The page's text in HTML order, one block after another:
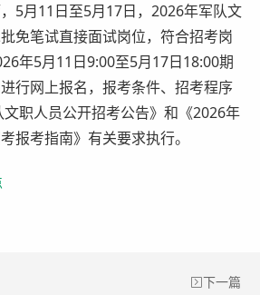
月11日至5月17日，2026年军队文
免笔试直接面试岗位，符合招考岗
年5月11日9:00至5月17日18:00期
行网上报名，报考条件、招考程序
职人员公开招考公告》和《2026年
报考指南》有关要求执行。
下一篇